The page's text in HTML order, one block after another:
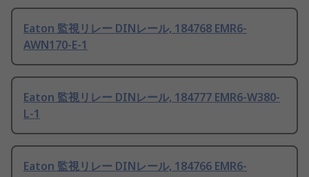
Eaton 監視リレー DINレール, 184768 EMR6-
AWN170-E-1
Eaton 監視リレー DINレール, 184777 EMR6-W380-
L-1
Eaton 監視リレー DINレール, 184766 EMR6-